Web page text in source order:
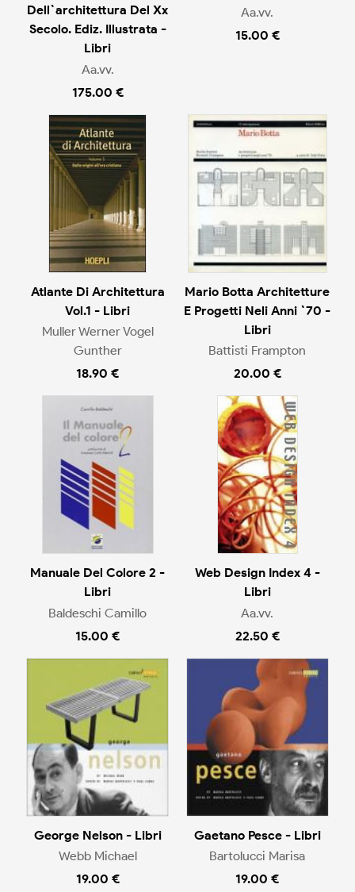
Dell`architettura Del Xx
Secolo. Ediz. Illustrata -
Libri
Aa.vv.
175.00 €
Aa.vv.
15.00 €
Atlante Di Architettura
Vol.1 - Libri
Muller Werner Vogel
Gunther
18.90 €
Mario Botta Architetture
E Progetti Neli Anni `70 -
Libri
Battisti Frampton
20.00 €
Manuale Del Colore 2 -
Libri
Baldeschi Camillo
15.00 €
Web Design Index 4 -
Libri
Aa.vv.
22.50 €
George Nelson - Libri
Webb Michael
19.00 €
Gaetano Pesce - Libri
Bartolucci Marisa
19.00 €